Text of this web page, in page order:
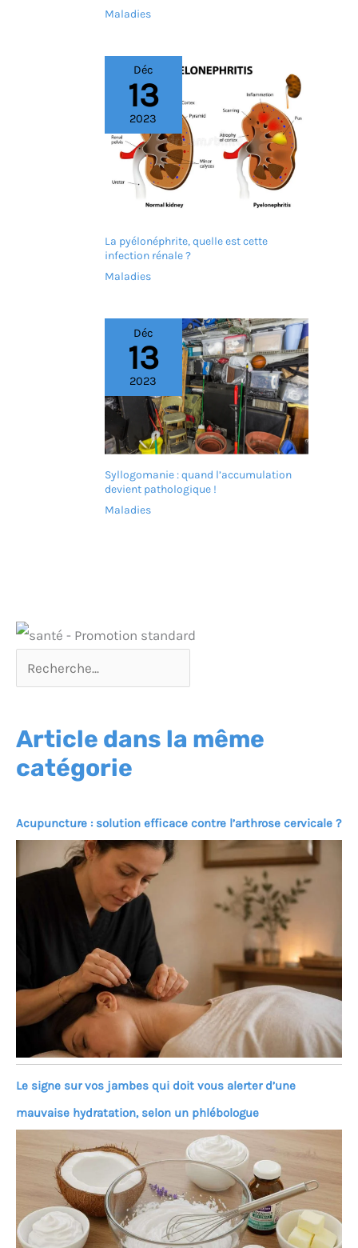
Maladies
Déc
13
2023
La pyélonéphrite, quelle est cette
infection rénale ?
Maladies
Déc
13
2023
Syllogomanie : quand l’accumulation
devient pathologique !
Maladies
Article dans la même
catégorie
Acupuncture : solution efficace contre l’arthrose cervicale ?
Le signe sur vos jambes qui doit vous alerter d’une
mauvaise hydratation, selon un phlébologue